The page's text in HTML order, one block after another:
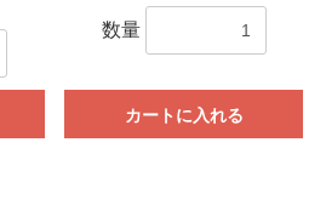
数量
カートに入れる